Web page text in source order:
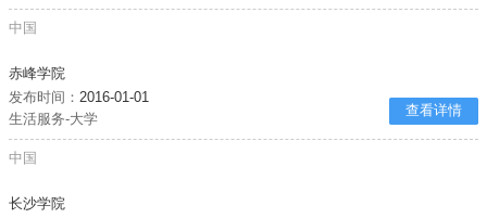
中国
赤峰学院
发布时间：2016-01-01
生活服务-大学
查看详情
中国
长沙学院